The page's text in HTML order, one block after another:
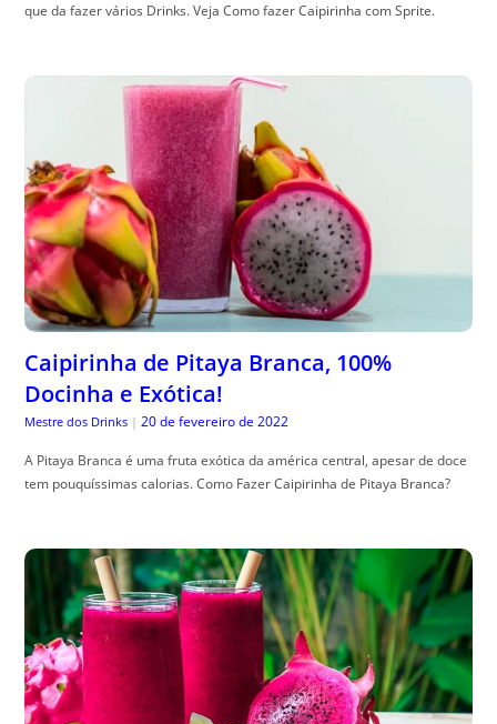
que da fazer vários Drinks. Veja Como fazer Caipirinha com Sprite.
Caipirinha de Pitaya Branca, 100%
Docinha e Exótica!
Mestre dos Drinks | 20 de fevereiro de 2022
A Pitaya Branca é uma fruta exótica da américa central, apesar de doce
tem pouquíssimas calorias. Como Fazer Caipirinha de Pitaya Branca?